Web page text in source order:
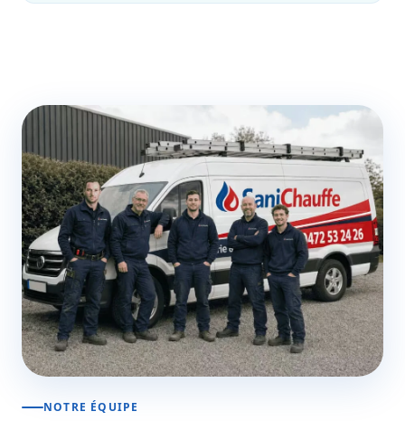
NOTRE ÉQUIPE